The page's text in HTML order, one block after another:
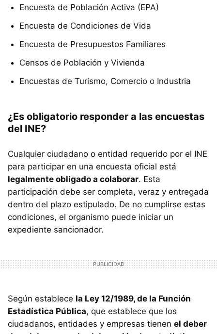
Encuesta de Población Activa (EPA)
Encuesta de Condiciones de Vida
Encuesta de Presupuestos Familiares
Censos de Población y Vivienda
Encuestas de Turismo, Comercio o Industria
¿Es obligatorio responder a las encuestas
del INE?
Cualquier ciudadano o entidad requerido por el INE
para participar en una encuesta oficial está
legalmente obligado a colaborar. Esta
participación debe ser completa, veraz y entregada
dentro del plazo estipulado. De no cumplirse estas
condiciones, el organismo puede iniciar un
expediente sancionador.
Según establece la Ley 12/1989, de la Función
Estadística Pública, que establece que los
ciudadanos, entidades y empresas tienen el deber